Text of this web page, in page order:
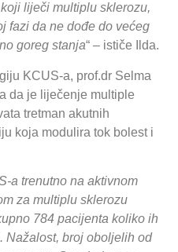
liječi multiplu sklerozu,
fazi da ne dođe do većeg
goreg stanja“ – ističe Ilda.
KCUS-a, prof.dr Selma
da je liječenje multiple
tretman akutnih
koja modulira tok bolest i
a trenutno na aktivnom
za multiplu sklerozu
784 pacijenta koliko ih
Nažalost, broj oboljelih od